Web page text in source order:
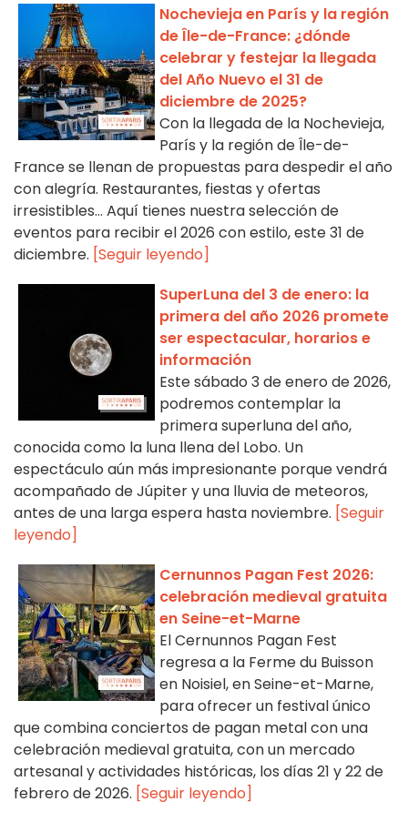
Nochevieja en París y la región
de Île-de-France: ¿dónde
celebrar y festejar la llegada
del Año Nuevo el 31 de
diciembre de 2025?
Con la llegada de la Nochevieja,
París y la región de Île-de-
France se llenan de propuestas para despedir el año
con alegría. Restaurantes, fiestas y ofertas
irresistibles… Aquí tienes nuestra selección de
eventos para recibir el 2026 con estilo, este 31 de
diciembre. [Seguir leyendo]
SuperLuna del 3 de enero: la
primera del año 2026 promete
ser espectacular, horarios e
información
Este sábado 3 de enero de 2026,
podremos contemplar la
primera superluna del año,
conocida como la luna llena del Lobo. Un
espectáculo aún más impresionante porque vendrá
acompañado de Júpiter y una lluvia de meteoros,
antes de una larga espera hasta noviembre. [Seguir
leyendo]
Cernunnos Pagan Fest 2026:
celebración medieval gratuita
en Seine-et-Marne
El Cernunnos Pagan Fest
regresa a la Ferme du Buisson
en Noisiel, en Seine-et-Marne,
para ofrecer un festival único
que combina conciertos de pagan metal con una
celebración medieval gratuita, con un mercado
artesanal y actividades históricas, los días 21 y 22 de
febrero de 2026. [Seguir leyendo]